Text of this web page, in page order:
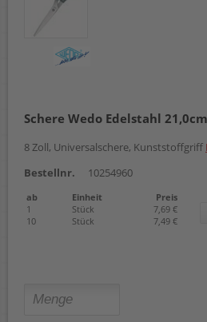
Schere Wedo Edelstahl
8 Zoll, Universalschere, Kunststoffgriff
Bestellnr.
10254960
ab Einheit
Preis
1
Stück
7,69 €
10
Stück 7,49 €